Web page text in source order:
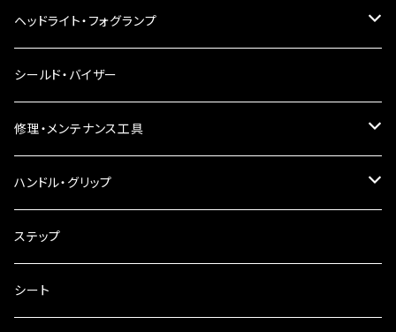
LEDウインカー
電球型ウインカー
バードゲージウインカー
ウインカークランプ
ヘッドライト・フォグランプ
ヘッドライト
フォグランプ
配線・リレー
シールド・バイザー
修理・メンテナンス工具
インテークマニホールド
電装・配線・キボシ等
キャブレター
ハンドル・グリップ
グリップ
バーハン
ステップ
シート